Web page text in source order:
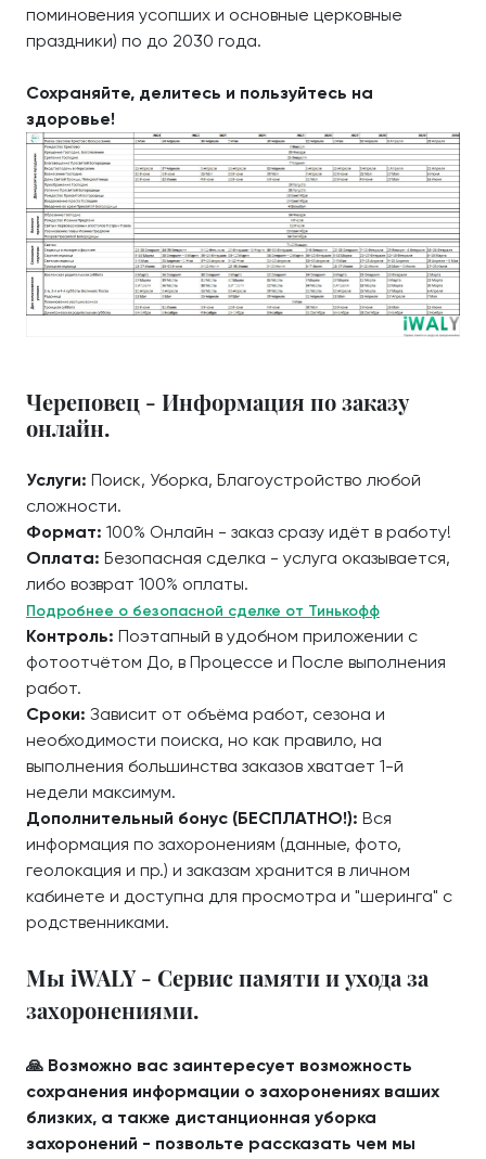
поминовения усопших и основные церковные
праздники) по до 2030 года.
Сохраняйте, делитесь и пользуйтесь на
здоровье!
Череповец - Информация по заказу
онлайн.
Услуги: Поиск, Уборка, Благоустройство любой
сложности.
Формат: 100% Онлайн - заказ сразу идёт в работу!
Оплата: Безопасная сделка - услуга оказывается,
либо возврат 100% оплаты.
Подробнее о безопасной сделке от Тинькофф
Контроль: Поэтапный в удобном приложении с
фотоотчётом До, в Процессе и После выполнения
работ.
Сроки: Зависит от объёма работ, сезона и
необходимости поиска, но как правило, на
выполнения большинства заказов хватает 1-й
недели максимум.
Дополнительный бонус (БЕСПЛАТНО!): Вся
информация по захоронениям (данные, фото,
геолокация и пр.) и заказам хранится в личном
кабинете и доступна для просмотра и "шеринга" с
родственниками.
Мы iWALY - Сервис памяти и ухода за
захоронениями.
🙏 Возможно вас заинтересует возможность
сохранения информации о захоронениях ваших
близких, а также дистанционная уборка
захоронений - позвольте рассказать чем мы